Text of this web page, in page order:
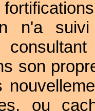
n'a
son
ou